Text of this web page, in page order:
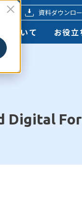
資料ダウンロ
について お役立
Digital